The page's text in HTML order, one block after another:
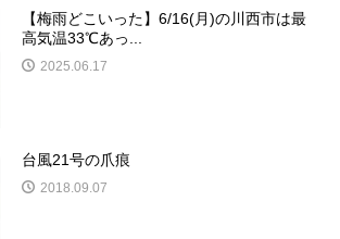
【梅雨どこいった】6/16(月)の川西市は最
高気温33℃あっ...
2025.06.17
台風21号の爪痕
2018.09.07